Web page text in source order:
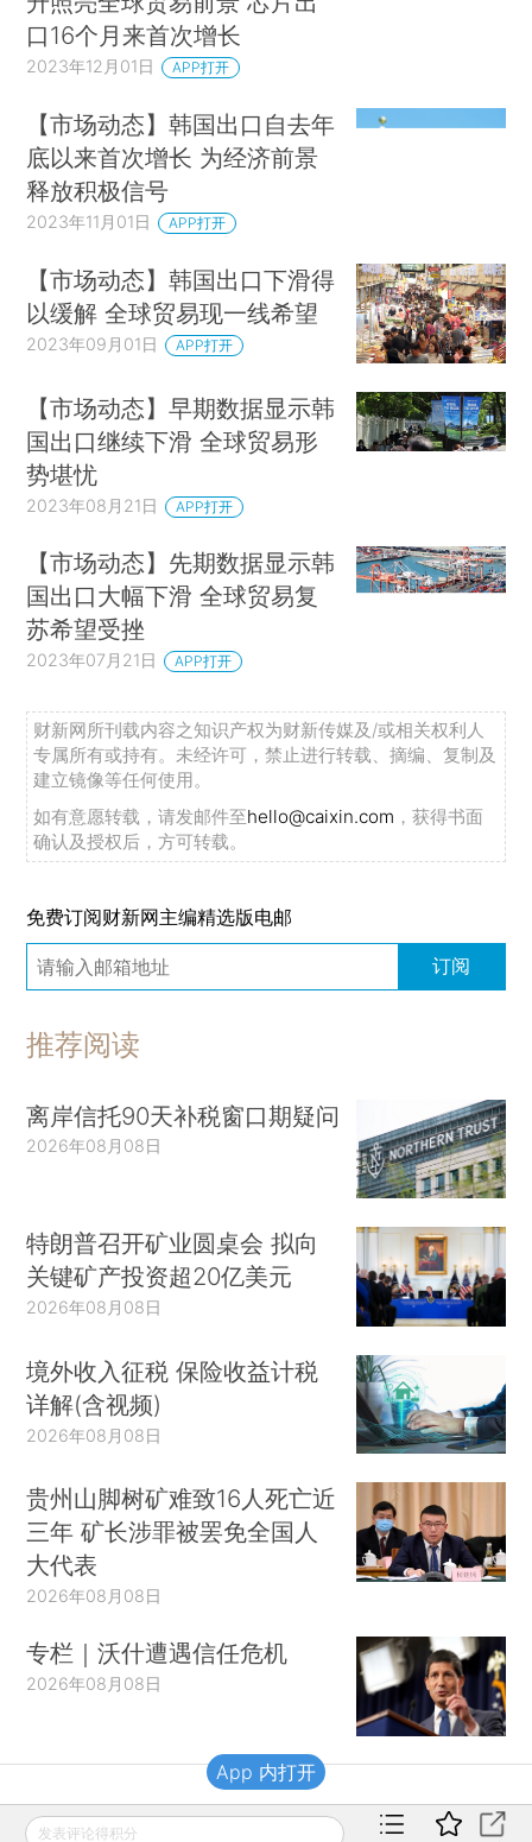
口16个月来首次增长
2023年12月01日 APP打开
【市场动态】韩国出口自去年
底以来首次增长 为经济前景
释放积极信号
2023年11月01日 APP打开
【市场动态】韩国出口下滑得
以缓解 全球贸易现一线希望
2023年09月01日 APP打开
【市场动态】早期数据显示韩
国出口继续下滑 全球贸易形
势堪忧
2023年08月21日 APP打开
【市场动态】先期数据显示韩
国出口大幅下滑 全球贸易复
苏希望受挫
2023年07月21日 APP打开
财新网所刊载内容之知识产权为财新传媒及/或相关权利人
专属所有或持有。未经许可，禁止进行转载、摘编、复制及
建立镜像等任何使用。
如有意愿转载，请发邮件至hello@caixin.com ，获得书面
确认及授权后，方可转载。
免费订阅财新网主编精选版电邮
订阅
推荐阅读
离岸信托90天补税窗口期疑问
2026年08月08日
特朗普召开矿业圆桌会 拟向
关键矿产投资超20亿美元
2026年08月08日
境外收入征税 保险收益计税
详解(含视频)
2026年08月08日
贵州山脚树矿难致16人死亡近
三年 矿长涉罪被罢免全国人
大代表
2026年08月08日
专栏｜沃什遭遇信任危机
2026年08月08日
财新移动
发表评论得积分
App 内打开